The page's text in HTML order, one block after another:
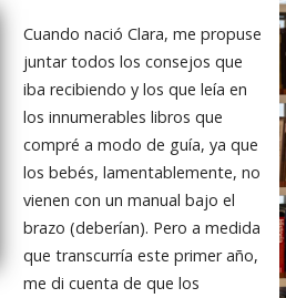
Cuando nació Clara, me propuse
juntar todos los consejos que
iba recibiendo y los que leía en
los innumerables libros que
compré a modo de guía, ya que
los bebés, lamentablemente, no
vienen con un manual bajo el
brazo (deberían). Pero a medida
que transcurría este primer año,
me di cuenta de que los